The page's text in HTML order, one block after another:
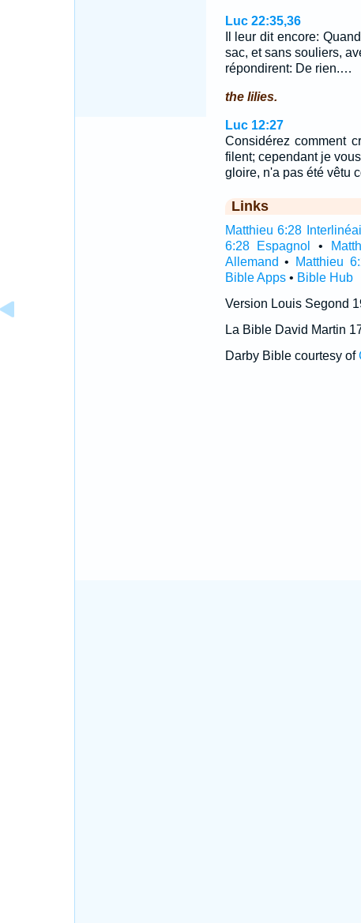
Luc 22:35,36
Il leur dit encore:
sac, et sans souliers,
répondirent: De rien.…
the lilies.
Luc 12:27
Considérez comment
filent; cependant je
gloire, n'a pas été vêtu
Links
Matthieu 6:28
6:28 Espagnol
•
Allemand • Matthieu
Bible Apps• Bible Hub
Version Louis Segond
La Bible David Martin
Darby Bible courtesy of